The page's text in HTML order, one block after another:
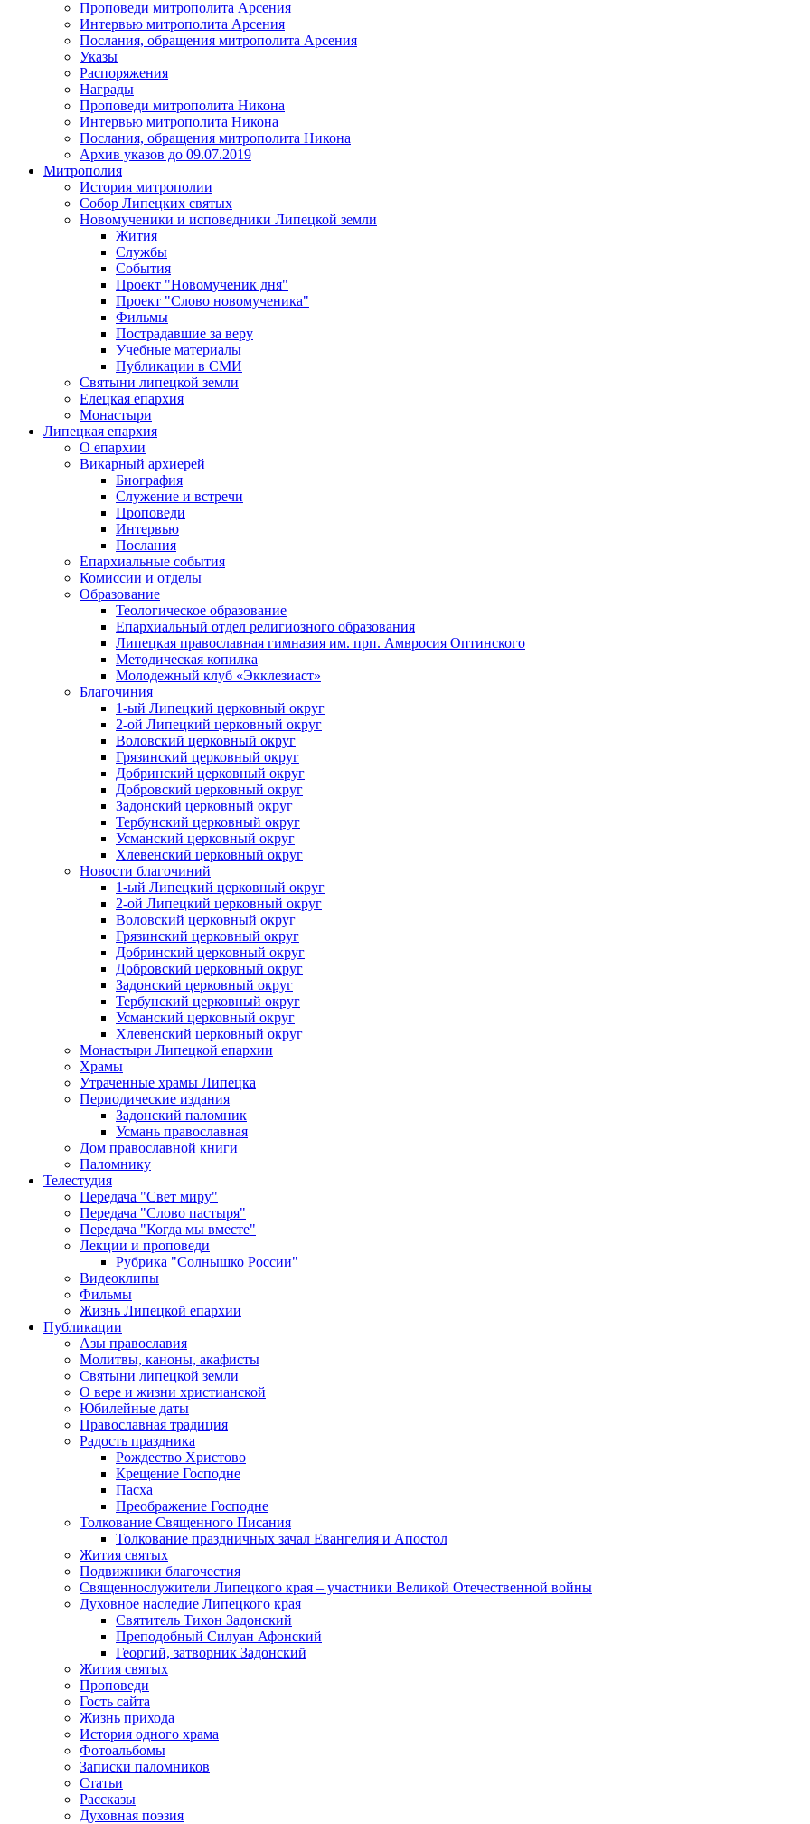
Проповеди митрополита Арсения
Интервью митрополита Арсения
Послания, обращения митрополита Арсения
Указы
Распоряжения
Награды
Проповеди митрополита Никона
Интервью митрополита Никона
Послания, обращения митрополита Никона
Архив указов до 09.07.2019
Митрополия
История митрополии
Собор Липецких святых
Новомученики и исповедники Липецкой земли
Жития
Службы
События
Проект "Новомученик дня"
Проект "Слово новомученика"
Фильмы
Пострадавшие за веру
Учебные материалы
Публикации в СМИ
Святыни липецкой земли
Елецкая епархия
Монастыри
Липецкая епархия
О епархии
Викарный архиерей
Биография
Служение и встречи
Проповеди
Интервью
Послания
Епархиальные события
Комиссии и отделы
Образование
Теологическое образование
Епархиальный отдел религиозного образования
Липецкая православная гимназия им. прп. Амвросия Оптинского
Методическая копилка
Молодежный клуб «Экклезиаст»
Благочиния
1-ый Липецкий церковный округ
2-ой Липецкий церковный округ
Воловский церковный округ
Грязинский церковный округ
Добринский церковный округ
Добровский церковный округ
Задонский церковный округ
Тербунский церковный округ
Усманский церковный округ
Хлевенский церковный округ
Новости благочиний
1-ый Липецкий церковный округ
2-ой Липецкий церковный округ
Воловский церковный округ
Грязинский церковный округ
Добринский церковный округ
Добровский церковный округ
Задонский церковный округ
Тербунский церковный округ
Усманский церковный округ
Хлевенский церковный округ
Монастыри Липецкой епархии
Храмы
Утраченные храмы Липецка
Периодические издания
Задонский паломник
Усмань православная
Дом православной книги
Паломнику
Телестудия
Передача "Свет миру"
Передача "Слово пастыря"
Передача "Когда мы вместе"
Лекции и проповеди
Рубрика "Солнышко России"
Видеоклипы
Фильмы
Жизнь Липецкой епархии
Публикации
Азы православия
Молитвы, каноны, акафисты
Святыни липецкой земли
О вере и жизни христианской
Юбилейные даты
Православная традиция
Радость праздника
Рождество Христово
Крещение Господне
Пасха
Преображение Господне
Толкование Священного Писания
Толкование праздничных зачал Евангелия и Апостол
Жития святых
Подвижники благочестия
Священнослужители Липецкого края – участники Великой Отечественной войны
Духовное наследие Липецкого края
Святитель Тихон Задонский
Преподобный Силуан Афонский
Георгий, затворник Задонский
Жития святых
Проповеди
Гость сайта
Жизнь прихода
История одного храма
Фотоальбомы
Записки паломников
Статьи
Рассказы
Духовная поэзия